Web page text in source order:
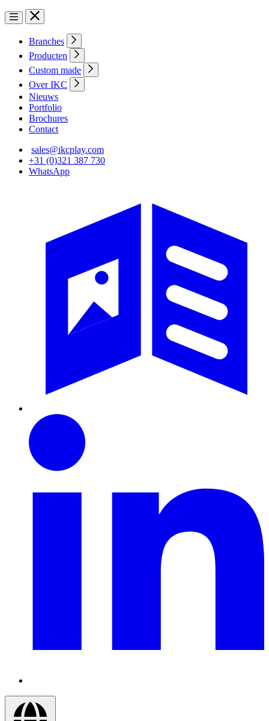
Branches
Producten
Custom made
Over IKC
Nieuws
Portfolio
Brochures
Contact
sales@ikcplay.com
+31 (0)321 387 730
WhatsApp